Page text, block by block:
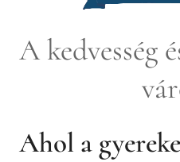
A kedvesség
Ahol a